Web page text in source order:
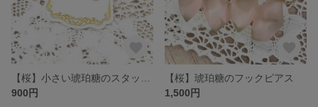
900円
【桜】琥珀糖のフックピアス
1,500円